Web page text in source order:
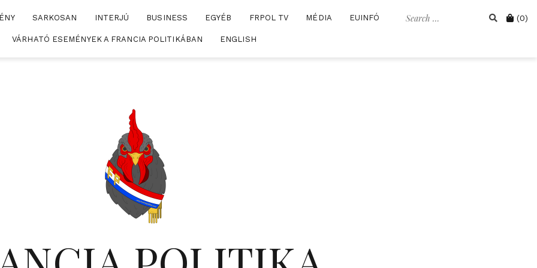
Search Cart
(0)
SARKOSAN INTERJÚ BUSINESS EGYÉB FRPOL TV MÉDIA EUINFÓ
VÁRHATÓ ESEMÉNYEK A FRANCIA POLITIKÁBAN ENGLISH